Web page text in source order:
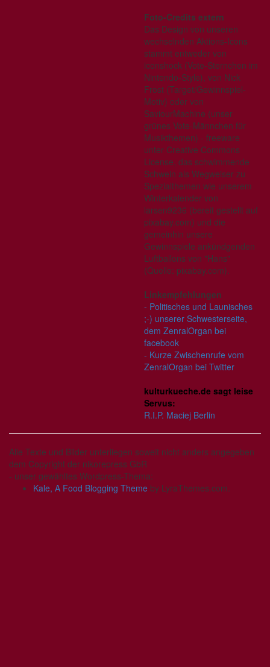
Foto-Credits extern
Das Design von unseren
wechselnden Aktions-Icons
stammt entweder von
iconshock (Vote-Sternchen im
Nintendo-Style), von Nick
Frost (Target/Gewinnspiel-
Motiv) oder von
SaviourMachine (unser
grünes Vote-Männchen für
Musikthemen) - freeware
unter Creative Commons
License, das schwimmende
Schwein als Wegweiser zu
Spezialthemen wie unserem
Winterkalender von
larsen9236 (bereit gestellt auf
pixabay.com) und die
gemeinhin unsere
Gewinnspiele ankündgenden
Luftballons von "Hans"
(Quelle: pixabay.com).
Linkempfehlungen
- Politisches und Launisches
;-) unserer Schwesterseite,
dem ZenralOrgan bei
facebook
- Kurze Zwischenrufe vom
ZenralOrgan bei Twitter
kulturkueche.de sagt leise
Servus:
R.I.P. Maciej Berlin
Alle Texte und Bilder unterliegen soweit nicht anders angegeben
dem Copyright der nikorepress GbR
- unser gewähltes Wordpress-Thema:
Kale, A Food Blogging Theme by LyraThemes.com.